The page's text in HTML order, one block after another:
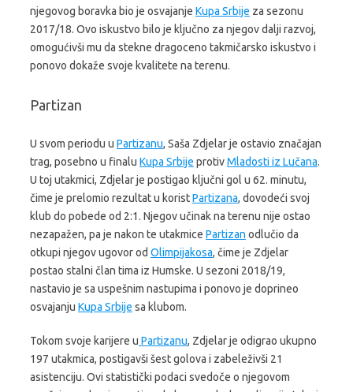
njegovog boravka bio je osvajanje Kupa Srbije za sezonu
2017/18. Ovo iskustvo bilo je ključno za njegov dalji razvoj,
omogućivši mu da stekne dragoceno takmičarsko iskustvo i
ponovo dokaže svoje kvalitete na terenu.
Partizan
U svom periodu u Partizanu, Saša Zdjelar je ostavio značajan
trag, posebno u finalu Kupa Srbije protivMladosti iz Lučana.
U toj utakmici, Zdjelar je postigao ključni gol u 62. minutu,
čime je prelomio rezultat u koristPartizana, dovodeći svoj
klub do pobede od 2:1. Njegov učinak na terenu nije ostao
nezapažen, pa je nakon te utakmice Partizan odlučio da
otkupi njegov ugovor od Olimpijakosa, čime je Zdjelar
postao stalni član tima iz Humske. U sezoni 2018/19,
nastavio je sa uspešnim nastupima i ponovo je doprineo
osvajanju Kupa Srbije sa klubom.
Tokom svoje karijere u Partizanu, Zdjelar je odigrao ukupno
197 utakmica, postigavši šest golova i zabeleživši 21
asistenciju. Ovi statistički podaci svedoče o njegovom